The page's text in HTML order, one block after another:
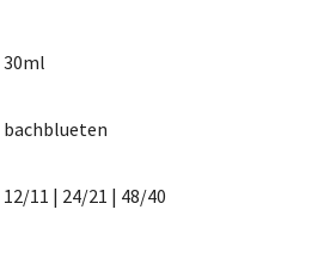
30ml
bachblueten
12/11 | 24/21 | 48/40